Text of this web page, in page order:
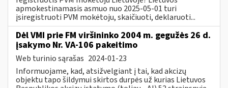
apmokestinamasis asmuo nuo 2025-05-01 turi
įsiregistruoti PVM mokėtoju, skaičiuoti, deklaruoti...
Dėl VMI prie FM viršininko 2004 m. gegužės 26 d.
įsakymo Nr. VA-106 pakeitimo
Web turinio sąrašas 2024-01-23
Informuojame, kad, atsižvelgiant į tai, kad akcizų
objektu tapo šildymui skirtos durpės už kurias Lietuvos